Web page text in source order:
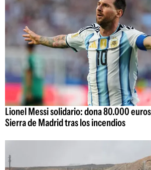
Lionel Messi solidario: dona 80.000
Sierra de Madrid tras los incendios